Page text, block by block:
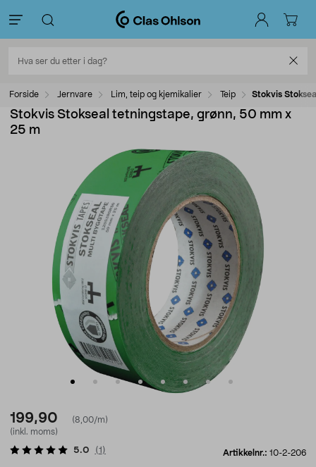
Forside Jernvare Lim, teip og kjemikalier Teip Stokvis
Stokvis Stokseal tetningstape, grønn, 50 mm x
25 m
199,90
(8,00/m)
(inkl. moms)
Artikkelnr.: 10-2-206
5.0 (1 )